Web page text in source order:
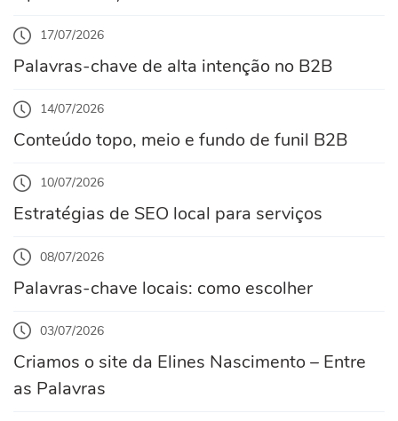
17/07/2026
Palavras-chave de alta intenção no B2B
14/07/2026
Conteúdo topo, meio e fundo de funil B2B
10/07/2026
Estratégias de SEO local para serviços
08/07/2026
Palavras-chave locais: como escolher
03/07/2026
Criamos o site da Elines Nascimento – Entre
as Palavras